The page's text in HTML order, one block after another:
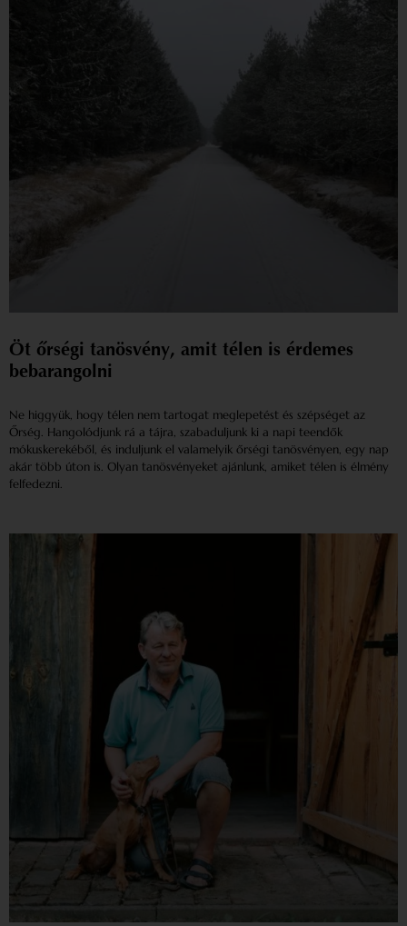
Öt őrségi tanösvény, amit télen is érdemes
bebarangolni
Ne higgyük, hogy télen nem tartogat meglepetést és szépséget az
Őrség. Hangolódjunk rá a tájra, szabaduljunk ki a napi teendők
mókuskerekéből, és induljunk el valamelyik őrségi tanösvényen, egy nap
akár több úton is. Olyan tanösvényeket ajánlunk, amiket télen is élmény
felfedezni.